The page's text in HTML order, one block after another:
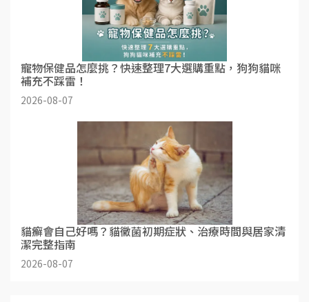
寵物保健品怎麼挑？快速整理7大選購重點，狗狗貓咪
補充不踩雷！
2026-08-07
貓癬會自己好嗎？貓黴菌初期症狀、治療時間與居家清
潔完整指南
2026-08-07